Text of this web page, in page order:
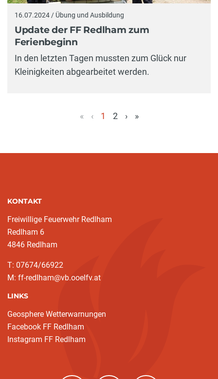
16.07.2024 / Übung und Ausbildung
Update der FF Redlham zum
Ferienbeginn
In den letzten Tagen mussten zum Glück nur
Kleinigkeiten abgearbeitet werden.
« ‹
1
2 › »
KONTAKT
Freiwillige Feuerwehr Redlham
Redlham 6
4846 Redlham
T: 07674/66922
M: ff-redlham@vb.ooelfv.at
LINKS
Geosphere Wetterwarnungen
Facebook FF Redlham
Instagram FF Redlham